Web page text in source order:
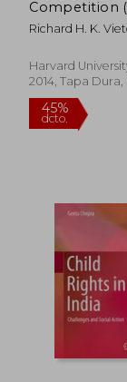
45%
dcto.
Competition
Inglés)
Richard H. K.
Harvard
2014, Tapa Dura,